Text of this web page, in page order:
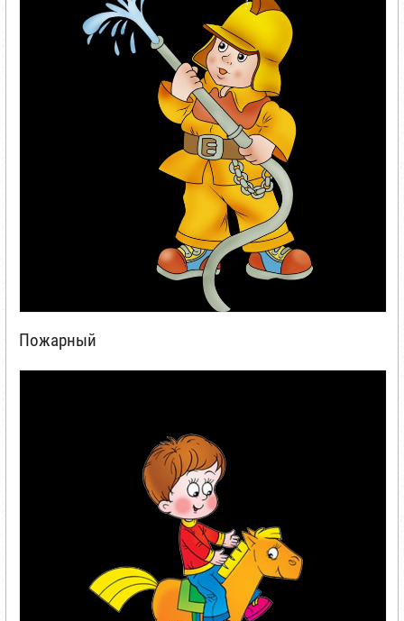
Пожарный